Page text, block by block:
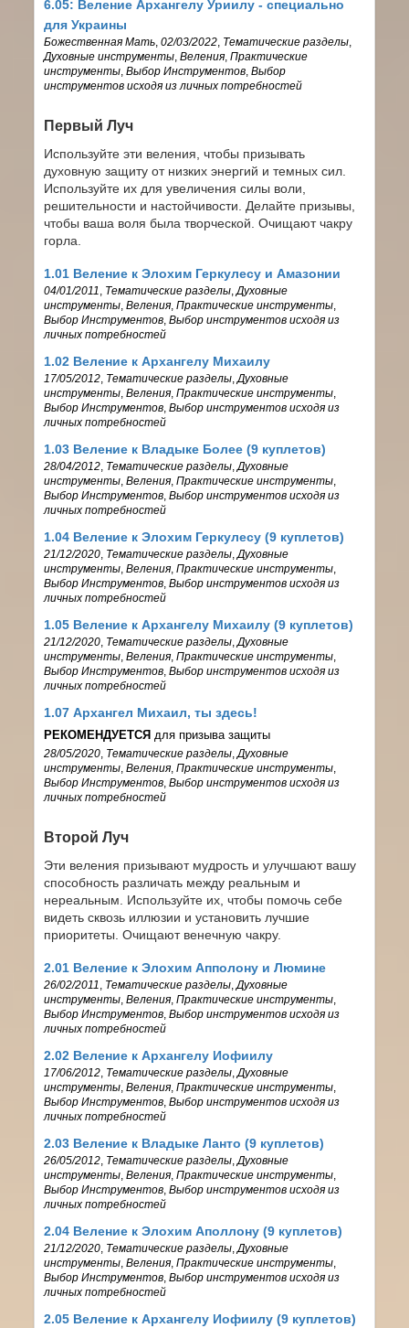
6.05: Веление Архангелу Уриилу - специально
для Украины
Божественная Мать,02/03/2022, Тематические разделы,
Духовные инструменты,Веления,Практические
инструменты,Выбор Инструментов,Выбор
инструментов исходя из личных потребностей
Первый Луч
Используйте эти веления, чтобы призывать
духовную защиту от низких энергий и темных сил.
Используйте их для увеличения силы воли,
решительности и настойчивости. Делайте призывы,
чтобы ваша воля была творческой. Очищают чакру
горла.
1.01 Веление к Элохим Геркулесу и Амазонии
04/01/2011, Тематические разделы,Духовные
инструменты,Веления,Практические инструменты,
Выбор Инструментов,Выбор инструментов исходя из
личных потребностей
1.02 Веление к Архангелу Михаилу
17/05/2012, Тематические разделы,Духовные
инструменты,Веления,Практические инструменты,
Выбор Инструментов,Выбор инструментов исходя из
личных потребностей
1.03 Веление к Владыке Более (9 куплетов)
28/04/2012, Тематические разделы,Духовные
инструменты,Веления,Практические инструменты,
Выбор Инструментов,Выбор инструментов исходя из
личных потребностей
1.04 Веление к Элохим Геркулесу (9 куплетов)
21/12/2020, Тематические разделы,Духовные
инструменты,Веления,Практические инструменты,
Выбор Инструментов,Выбор инструментов исходя из
личных потребностей
1.05 Веление к Архангелу Михаилу (9 куплетов)
21/12/2020, Тематические разделы,Духовные
инструменты,Веления,Практические инструменты,
Выбор Инструментов,Выбор инструментов исходя из
личных потребностей
1.07 Архангел Михаил, ты здесь!
РЕКОМЕНДУЕТСЯ для призыва защиты
28/05/2020, Тематические разделы,Духовные
инструменты,Веления,Практические инструменты,
Выбор Инструментов,Выбор инструментов исходя из
личных потребностей
Второй Луч
Эти веления призывают мудрость и улучшают вашу
способность различать между реальным и
нереальным. Используйте их, чтобы помочь себе
видеть сквозь иллюзии и установить лучшие
приоритеты. Очищают венечную чакру.
2.01 Веление к Элохим Апполону и Люмине
26/02/2011, Тематические разделы,Духовные
инструменты,Веления,Практические инструменты,
Выбор Инструментов,Выбор инструментов исходя из
личных потребностей
2.02 Веление к Архангелу Иофиилу
17/06/2012, Тематические разделы,Духовные
инструменты,Веления,Практические инструменты,
Выбор Инструментов,Выбор инструментов исходя из
личных потребностей
2.03 Веление к Владыке Ланто (9 куплетов)
26/05/2012, Тематические разделы,Духовные
инструменты,Веления,Практические инструменты,
Выбор Инструментов,Выбор инструментов исходя из
личных потребностей
2.04 Веление к Элохим Аполлону (9 куплетов)
21/12/2020, Тематические разделы,Духовные
инструменты,Веления,Практические инструменты,
Выбор Инструментов,Выбор инструментов исходя из
личных потребностей
2.05 Веление к Архангелу Иофиилу (9 куплетов)